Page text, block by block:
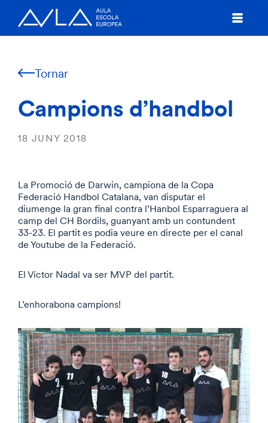
Tornar
Campions d’handbol
18 JUNY 2018
La Promoció de Darwin, campiona de la Copa
Federació Handbol Catalana, van disputar el
diumenge la gran final contra l’Hanbol Esparraguera al
camp del CH Bordils, guanyant amb un contundent
33-23. El partit es podia veure en directe per el canal
de Youtube de la Federació.
El Víctor Nadal va ser MVP del partit.
L’enhorabona campions!